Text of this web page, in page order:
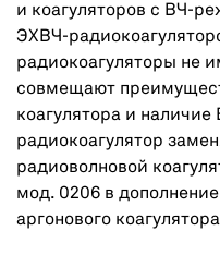
и коагуляторов с ВЧ-
ЭХВЧ-
радиокоагуляторы не
совмещают
коагулятора и
радиокоагулятор
радиоволновой
мод. 0206 в
аргонового